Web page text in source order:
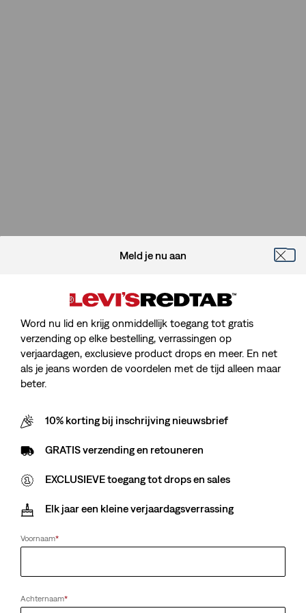
Meld je nu aan
Word nu lid en krijg onmiddellijk toegang tot gratis
verzending op elke bestelling, verrassingen op
verjaardagen, exclusieve product drops en meer. En net
als je jeans worden de voordelen met de tijd alleen maar
beter.
10% korting bij inschrijving nieuwsbrief
GRATIS verzending en retouneren
EXCLUSIEVE toegang tot drops en sales
Elk jaar een kleine verjaardagsverrassing
Voornaam*
Achternaam*